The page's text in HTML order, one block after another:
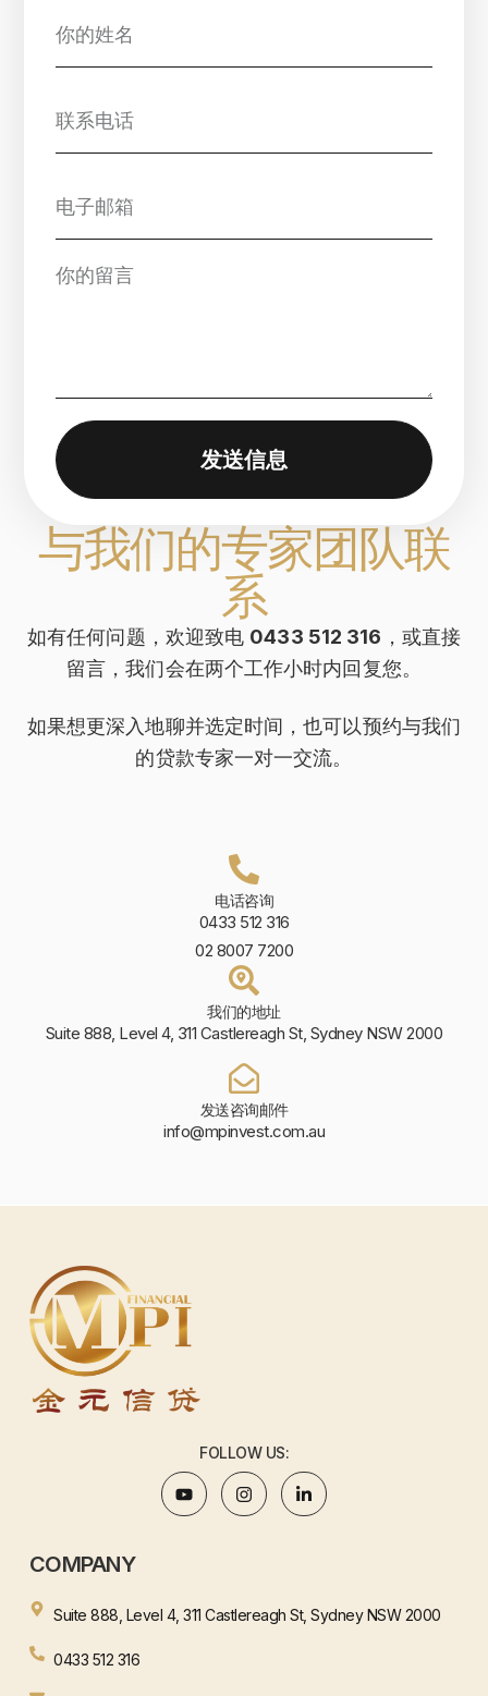
与我们的专家团队联
系
如有任何问题，欢迎致电 0433 512 316 ，或直接
留言，我们会在两个工作小时内回复您。
如果想更深入地聊并选定时间，也可以预约与我们
的贷款专家一对一交流。
电话咨询
0433 512 316
02 8007 7200
我们的地址
Suite 888, Level 4, 311 Castlereagh St, Sydney NSW 2000
发送咨询邮件
info@mpinvest.com.au
发送信息
FOLLOW US:
COMPANY
Suite 888, Level 4, 311 Castlereagh St, Sydney NSW 2000
0433 512 316